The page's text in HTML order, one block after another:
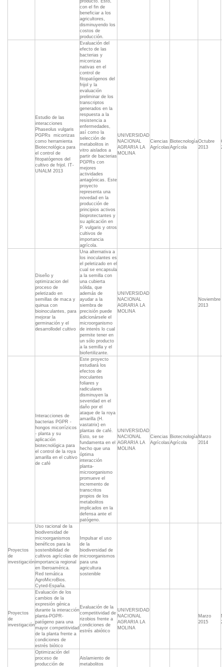
producto. Esto,
con el fin de
beneficiar a los
agricultores,
disminuyendo los
costos de
producción.
Estudio de las
interacciones
Phaseolus vulgaris 
PGPRs  micorrizas
como herramienta
Biotecnológica para
el control de
fitopatógenos del
cultivo de frijol. IT-
UNALM 2013
Evaluación del
efecto de las
bacterias y
micorrizas
nativas en el
control de
fitopatógenos del
frijol y la
evaluación
preliminar de los
transcriptos
generados en la
respuesta a la
resistencia a
enfermedades,
así como la
selección de
metabolitos in
vitro aislados a
partir de bacterias
PGPRs con
mejores
actividades
antagónicas. Este
proyecto
representa una
novedad en la
producción de
principios activos
bioprotectantes y
su aplicación en
P. vulgaris y otros
cultivos de
importancia
agrícola.
UNIVERSIDAD
NACIONAL
AGRARIA LA
MOLINA
Ciencias
Agrícolas
Biotecnología
Agrícola
Octubre
2013
Diseño y
optimizacion del
proceso de
peletizado en
semillas de maca y
quinua con
bioinoculantes, para
mejorar la
germinación y el
desarrollodel cultivo
Una alternativa a
los inoculantes es
el peletizado en el
cual se encapsula
a la semilla con
una cubierta
sólida, que
además de
ayudar a la
siembra de
precisión puede
adicionársele el
microorganismo
de interés lo cual
permite tener en
un sólo producto
a la semilla y el
biofertilizante.
UNIVERSIDAD
NACIONAL
AGRARIA LA
MOLINA
Noviembre
2013
Interacciones de
bacterias PGPR -
hongos micorrízicos
- planta y su
aplicación
biotecnológica para
el control de la roya
amarilla en el cultivo
de café
Este proyecto
estudiará los
efectos de
inoculantes
foliares y
radiculares
disminuyen la
severidad en el
daño por el
ataque de la roya
amarilla (H.
vastatrix) en
plantas de café.
Esto, se se
fundamenta en el
hecho que una
óptima
interacción
planta-
microorganismo
promueve el
incremento de
transcritos
propios de los
metabolitos
implicados en la
defensa ante el
patógeno.
UNIVERSIDAD
NACIONAL
AGRARIA LA
MOLINA
Ciencias
Agrícolas
Biotecnología
Agrícola
Marzo
2014
Proyectos
de
investigación
Uso racional de la
biodiversidad de
microorganismos
benéficos para la
sostenibilidad de
cultivos agrícolas de
importancia regional
en Iberoamérica.
Red temática
AgroMicroBios.
Cyted-España.
Impulsar el uso
de la
biodiversidad de
microorganismos
para una
agricultura
sostenible
Proyectos
de
investigación
Evaluación de los
cambios de la
expresión génica
durante la interacción
planta-PGPR-
patógeno para una
mayor competitividad
de la planta frente a
condiciones de
estrés biótico
Evaluación de la
competitividad de
rizobios frente a
condiciones de
estrés abiótico
UNIVERSIDAD
NACIONAL
AGRARIA LA
MOLINA
Marzo
2015
Optimización del
proceso de
producción de
Aislamiento de
metabolitos